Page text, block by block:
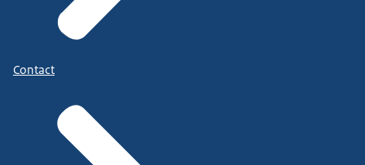
Contact